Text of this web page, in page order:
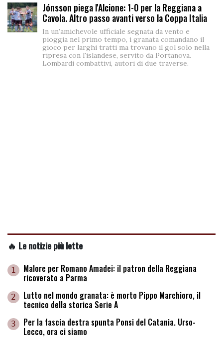
Jónsson piega l'Alcione: 1-0 per la Reggiana a
Cavola. Altro passo avanti verso la Coppa Italia
In un'amichevole ufficiale segnata da vento e
pioggia nel primo tempo, i granata comandano il
gioco per larghi tratti ma trovano il gol solo nella
ripresa con l'islandese, servito da Portanova.
Lombardi combattivi, autori di due traverse.
🔥 Le notizie più lette
1 Malore per Romano Amadei: il patron della Reggiana
ricoverato a Parma
2 Lutto nel mondo granata: è morto Pippo Marchioro, il
tecnico della storica Serie A
3 Per la fascia destra spunta Ponsi del Catania. Urso-
Lecco, ora ci siamo